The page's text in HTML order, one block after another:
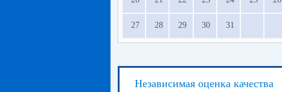
27 28 29 30 31
Независимая оценка качества